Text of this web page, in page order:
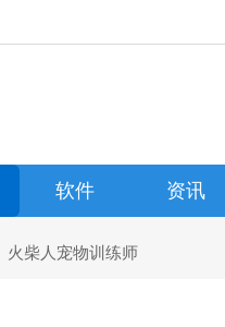
软件 资讯
火柴人宠物训练师